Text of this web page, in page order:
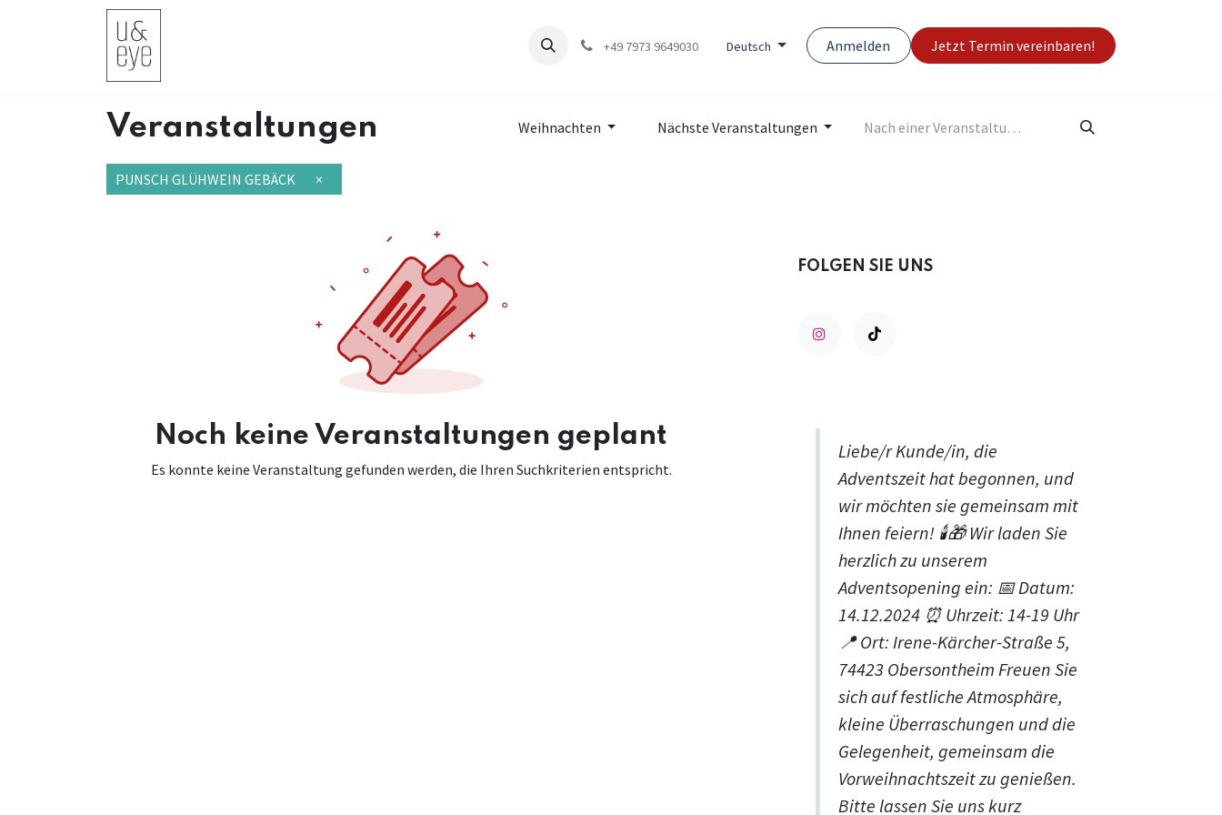
+49 7973 9649030 Deutsch Anmelden Jetzt Termin vereinbaren!
Veranstaltungen Weihnachten Nächste Veranstaltungen
PUNSCH GLÜHWEIN GEBÄCK ×
Noch keine Veranstaltungen geplant
Es konnte keine Veranstaltung gefunden werden, die Ihren Suchkriterien entspricht.
FOLGEN SIE UNS
Liebe/r Kunde/in, die
Adventszeit hat begonnen, und
wir möchten sie gemeinsam mit
Ihnen feiern! 🕯️🎁 Wir laden Sie
herzlich zu unserem
Adventsopening ein: 📅 Datum:
14.12.2024 ⏰ Uhrzeit: 14-19 Uhr
📍 Ort: Irene-Kärcher-Straße 5,
74423 Obersontheim Freuen Sie
sich auf festliche Atmosphäre,
kleine Überraschungen und die
Gelegenheit, gemeinsam die
Vorweihnachtszeit zu genießen.
Bitte lassen Sie uns kurz